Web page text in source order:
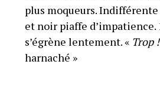
plus moqueurs. Indifférente
et noir piaffe d’impatience.
s’égrène lentement. « Trop !
harnaché »